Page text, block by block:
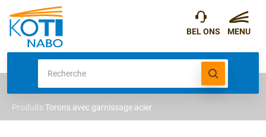
Produits Torons avec garnissage acier